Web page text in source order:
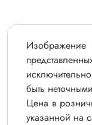
Изображение
быть
Цена в
указанной на